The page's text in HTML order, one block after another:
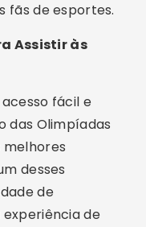
fãs de esportes.
Assistir às
fácil e
das Olimpíadas
melhores
desses
de
de